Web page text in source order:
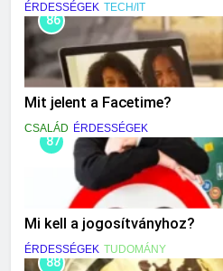
ÉRDESSÉGEK TECH/IT
86
Mit jelent a Facetime?
CSALÁD ÉRDESSÉGEK
87
Mi kell a jogosítványhoz?
ÉRDESSÉGEK TUDOMÁNY
88